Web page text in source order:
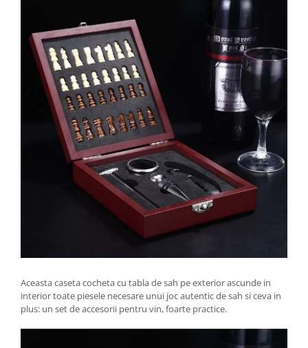
Aceasta caseta cocheta cu tabla de sah pe exterior ascunde in
interior toate piesele necesare unui joc autentic de sah si ceva in
plus: un set de accesorii pentru vin, foarte practice.